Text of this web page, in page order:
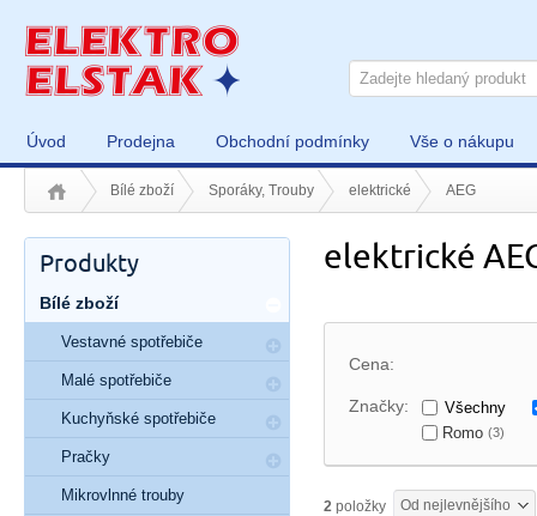
Úvod Prodejna Obchodní podmínky Vše o nákupu
Bílé zboží Sporáky, Trouby elektrické AEG
elektrické
Cena:
Značky:
Všechny
Romo (3)
2 položky Od nejlevnějšího
Produkty
Bílé zboží
Vestavné spotřebiče
Malé spotřebiče
Kuchyňské spotřebiče
Pračky
Mikrovlnné trouby